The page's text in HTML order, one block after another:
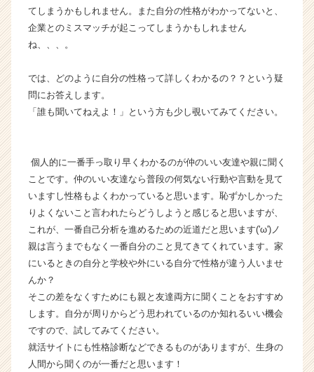
ト
チ
ャ
ア
e
r
C
a
r
r）
てしまうかもしれません。また自分の性格がわかってないと、
企業とのミスマッチが起こってしまうかもしれません
ね、、、。
では、どのように自分の性格って詳しくわかるの？？という疑
問にお答えします。
「誰も聞いてねえよ！」という方も少し覗いてみてください。
個人的に一番手っ取り早くわかるのが仲のいい友達や親に聞く
ことです。仲のいい友達なら普段の何気ない行動や言動を見て
いますし性格もよくわかっていると思います。恥ずかしかった
りよくないこと言われたらどうしようと感じると思いますが、
これが、一番自己分析を進めるための近道だと思います('ω')ノ
親は言うまでもなく一番自分のこと見てきてくれています。家
にいるときの自分と学校や外にいる自分で性格が違う人いませ
んか？
そこの差をなくすためにも親と友達両方に聞くことをおすすめ
します。自分が周りからどう思われているのか知れるいい機会
ですので、試してみてください。
就活サイトにも性格診断などできるものがありますが、生身の
人間から聞くのが一番だと思います！